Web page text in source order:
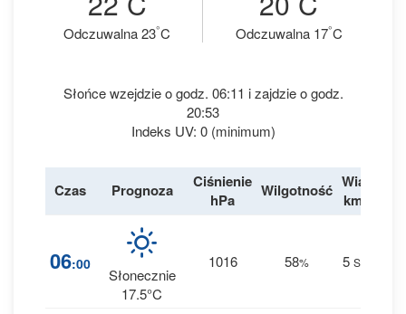
Odczuwalna 23°C Odczuwalna 17°C
Słońce wzejdzie o godz. 06:11 i zajdzie o godz.
20:53
Indeks UV: 0 (minimum)
Czas Prognoza
Ciśnienie
hPa
Wilgotność Wiatr
km/h
06:00
Słonecznie
17.5°C
1016 58% 5 SSE